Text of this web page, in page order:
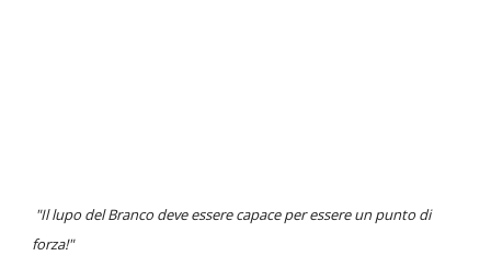
"Il lupo del Branco deve essere capace per essere un punto di
forza!"